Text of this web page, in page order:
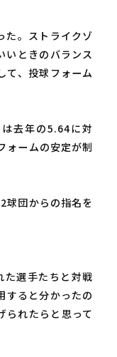
た。ストライクゾ
いときのバランス
て、投球フォーム
去年の5.64に対
ォームの安定が制
球団からの指名を
た選手たちと対戦
すると分かったの
られたらと思って